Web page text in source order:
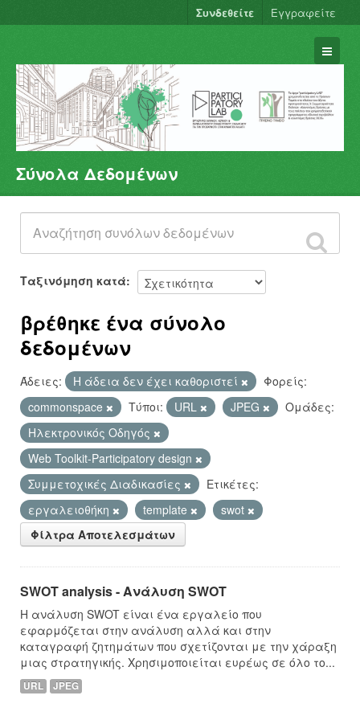
Συνδεθείτε Εγγραφείτε
Σύνολα Δεδομένων
Φορείς
Ομάδες
Σχετικά
Σύνολα Δεδομένων
Ταξινόμηση κατά
βρέθηκε ένα σύνολο
δεδομένων
Άδειες: Η άδεια δεν έχει καθοριστεί
Φορείς:
commonspace
Τύποι: URL JPEG
Ομάδες:
Hλεκτρονικός Οδηγός
Web Toolkit-Participatory design
Συμμετοχικές Διαδικασίες
Ετικέτες:
εργαλειοθήκη
template
swot
Φίλτρα Αποτελεσμάτων
SWOT analysis - Ανάλυση SWOT
Η ανάλυση SWOT είναι ένα εργαλείο που
εφαρμόζεται στην ανάλυση αλλά και στην
καταγραφή ζητημάτων που σχετίζονται με την χάραξη
μιας στρατηγικής. Χρησιμοποιείται ευρέως σε όλο το...
URL JPEG